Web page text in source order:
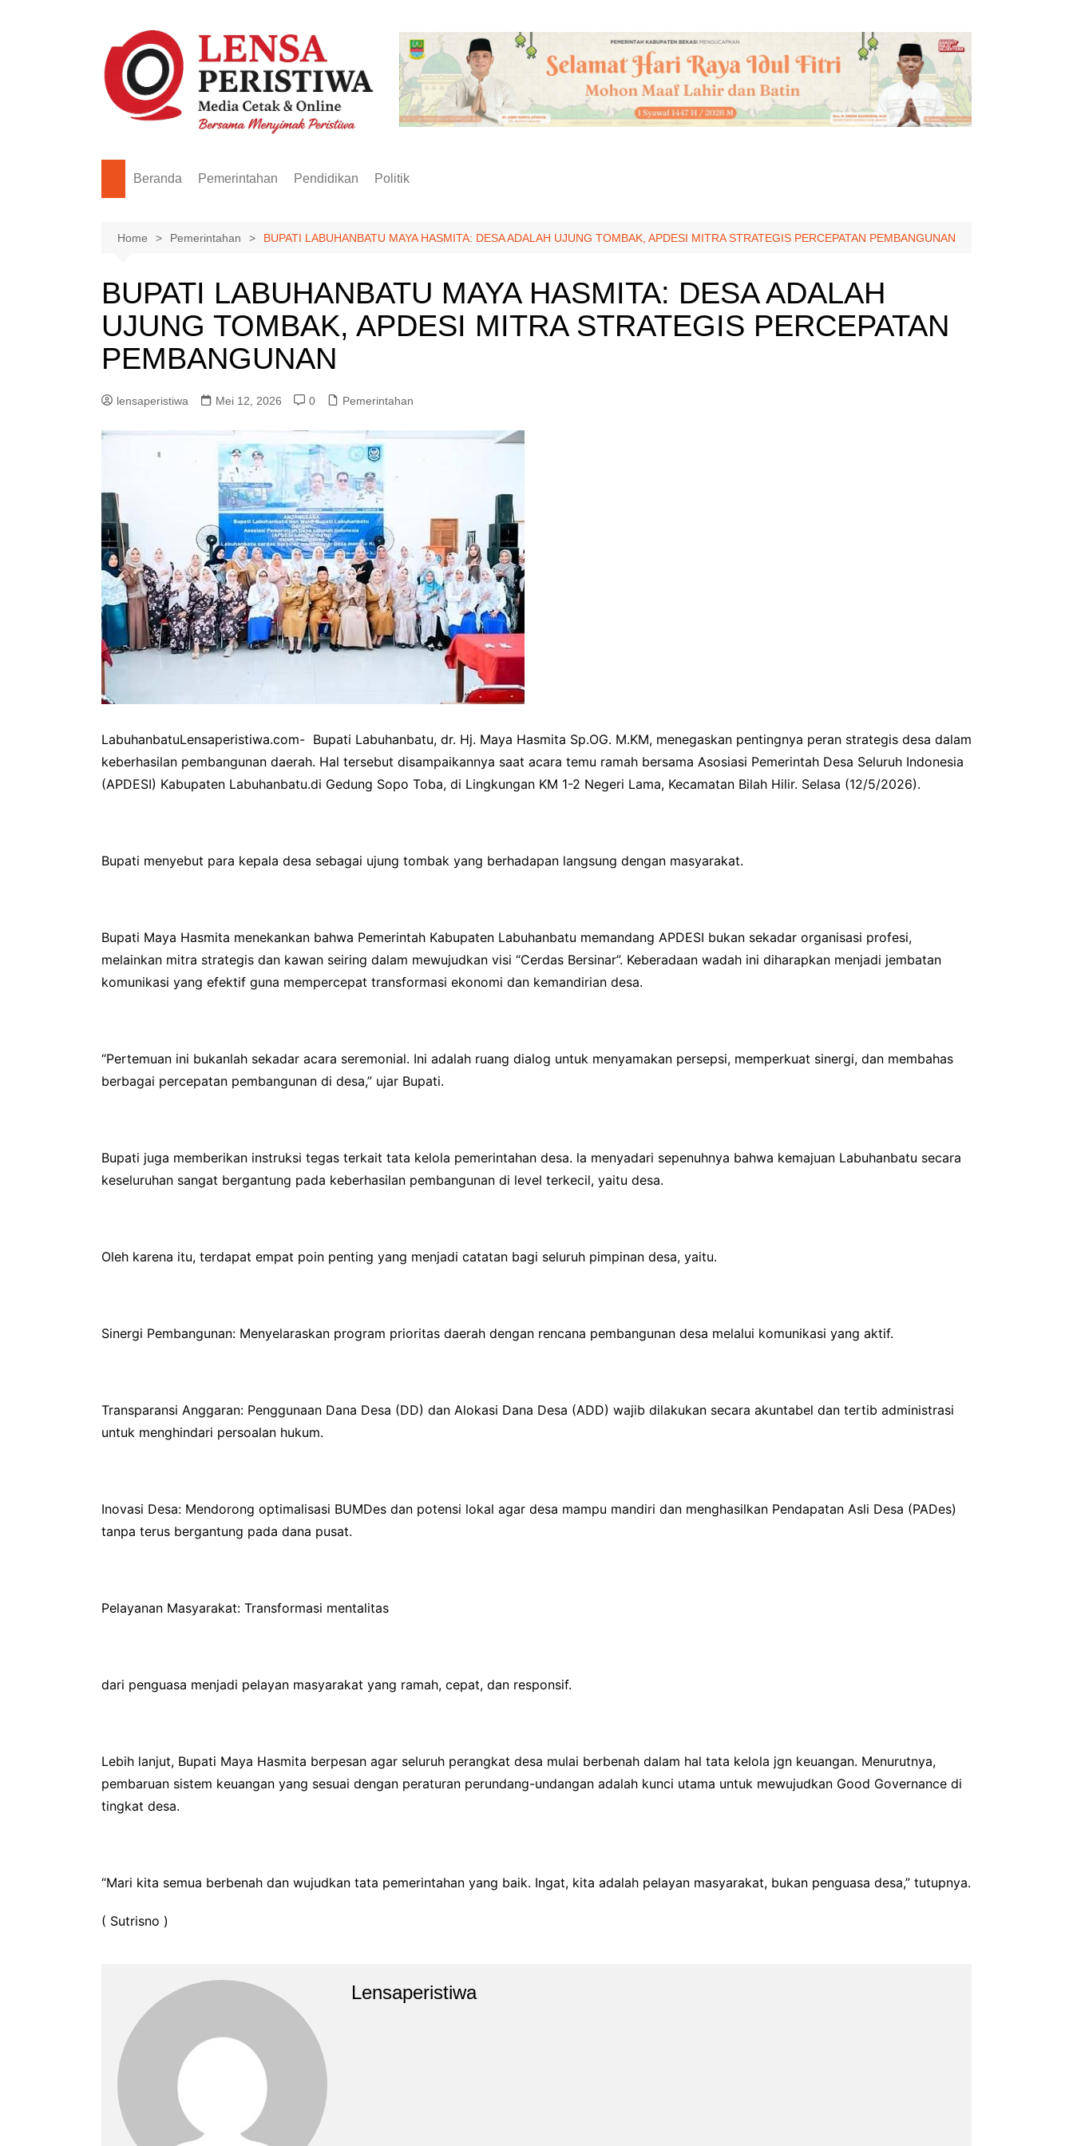
Beranda Pemerintahan Pendidikan Politik
Home Pemerintahan BUPATI LABUHANBATU MAYA HASMITA: DESA ADALAH UJUNG TOMBAK, APDESI MITRA STRATEGIS PERCEPATAN PEMBANGUNAN
BUPATI LABUHANBATU MAYA HASMITA: DESA ADALAH
UJUNG TOMBAK, APDESI MITRA STRATEGIS PERCEPATAN
PEMBANGUNAN
lensaperistiwa Mei 12, 2026 0 Pemerintahan
LabuhanbatuLensaperistiwa.com- Bupati Labuhanbatu, dr. Hj. Maya Hasmita Sp.OG. M.KM, menegaskan pentingnya peran strategis desa dalam
keberhasilan pembangunan daerah. Hal tersebut disampaikannya saat acara temu ramah bersama Asosiasi Pemerintah Desa Seluruh Indonesia
(APDESI) Kabupaten Labuhanbatu.di Gedung Sopo Toba, di Lingkungan KM 1-2 Negeri Lama, Kecamatan Bilah Hilir. Selasa (12/5/2026).
Bupati menyebut para kepala desa sebagai ujung tombak yang berhadapan langsung dengan masyarakat.
Bupati Maya Hasmita menekankan bahwa Pemerintah Kabupaten Labuhanbatu memandang APDESI bukan sekadar organisasi profesi,
melainkan mitra strategis dan kawan seiring dalam mewujudkan visi “Cerdas Bersinar”. Keberadaan wadah ini diharapkan menjadi jembatan
komunikasi yang efektif guna mempercepat transformasi ekonomi dan kemandirian desa.
“Pertemuan ini bukanlah sekadar acara seremonial. Ini adalah ruang dialog untuk menyamakan persepsi, memperkuat sinergi, dan membahas
berbagai percepatan pembangunan di desa,” ujar Bupati.
Bupati juga memberikan instruksi tegas terkait tata kelola pemerintahan desa. la menyadari sepenuhnya bahwa kemajuan Labuhanbatu secara
keseluruhan sangat bergantung pada keberhasilan pembangunan di level terkecil, yaitu desa.
Oleh karena itu, terdapat empat poin penting yang menjadi catatan bagi seluruh pimpinan desa, yaitu.
Sinergi Pembangunan: Menyelaraskan program prioritas daerah dengan rencana pembangunan desa melalui komunikasi yang aktif.
Transparansi Anggaran: Penggunaan Dana Desa (DD) dan Alokasi Dana Desa (ADD) wajib dilakukan secara akuntabel dan tertib administrasi
untuk menghindari persoalan hukum.
Inovasi Desa: Mendorong optimalisasi BUMDes dan potensi lokal agar desa mampu mandiri dan menghasilkan Pendapatan Asli Desa (PADes)
tanpa terus bergantung pada dana pusat.
Pelayanan Masyarakat: Transformasi mentalitas
dari penguasa menjadi pelayan masyarakat yang ramah, cepat, dan responsif.
Lebih lanjut, Bupati Maya Hasmita berpesan agar seluruh perangkat desa mulai berbenah dalam hal tata kelola jgn keuangan. Menurutnya,
pembaruan sistem keuangan yang sesuai dengan peraturan perundang-undangan adalah kunci utama untuk mewujudkan Good Governance di
tingkat desa.
“Mari kita semua berbenah dan wujudkan tata pemerintahan yang baik. Ingat, kita adalah pelayan masyarakat, bukan penguasa desa,” tutupnya.
( Sutrisno )
Lensaperistiwa